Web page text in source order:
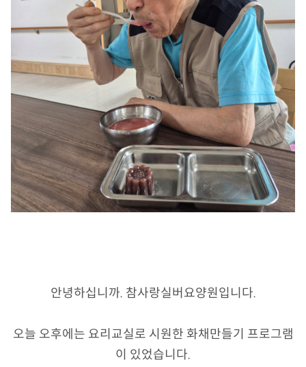
안녕하십니까. 참사랑실버요양원입니다.
오늘 오후에는 요리교실로 시원한 화채만들기 프로그램
이 있었습니다.